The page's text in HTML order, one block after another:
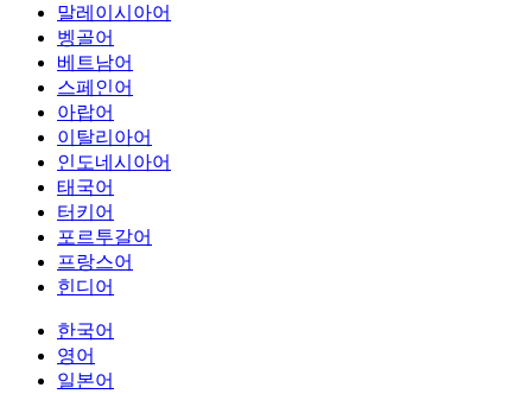
말레이시아어
벵골어
베트남어
스페인어
아랍어
이탈리아어
인도네시아어
태국어
터키어
포르투갈어
프랑스어
힌디어
한국어
영어
일본어